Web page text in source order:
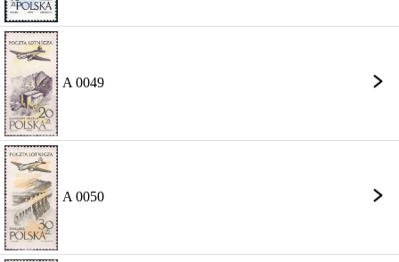
A 0049
A 0050